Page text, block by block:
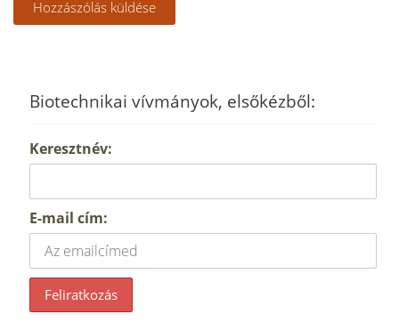
Biotechnikai vívmányok, elsőkézből:
Keresztnév:
E-mail cím: